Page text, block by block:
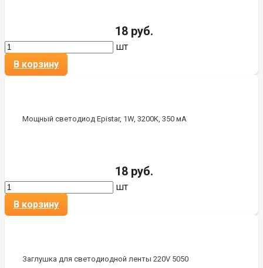
18 руб.
шт
В корзину
Мощный светодиод Epistar, 1W, 3200K, 350 мА
18 руб.
шт
В корзину
Заглушка для светодиодной ленты 220V 5050